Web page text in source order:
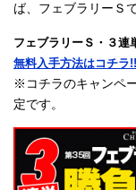
ば、フェブラリーＳ
フェブラリーＳ・３連
無料入手方法はコチラ!!
※コチラのキャンペ
定です。